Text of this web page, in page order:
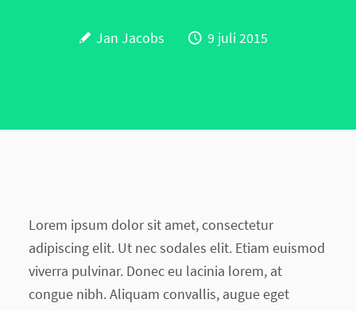
Jan Jacobs 9 juli 2015
Lorem ipsum dolor sit amet, consectetur
adipiscing elit. Ut nec sodales elit. Etiam euismod
viverra pulvinar. Donec eu lacinia lorem, at
congue nibh. Aliquam convallis, augue eget